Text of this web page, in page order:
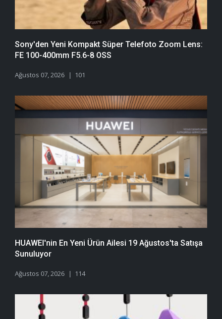
Sony'den Yeni Kompakt Süper Telefoto Zoom Lens:
FE 100-400mm F5.6-8 OSS
Ağustos 07, 2026 101
HUAWEI'nin En Yeni Ürün Ailesi 19 Ağustos'ta Satışa
Sunuluyor
Ağustos 07, 2026 114